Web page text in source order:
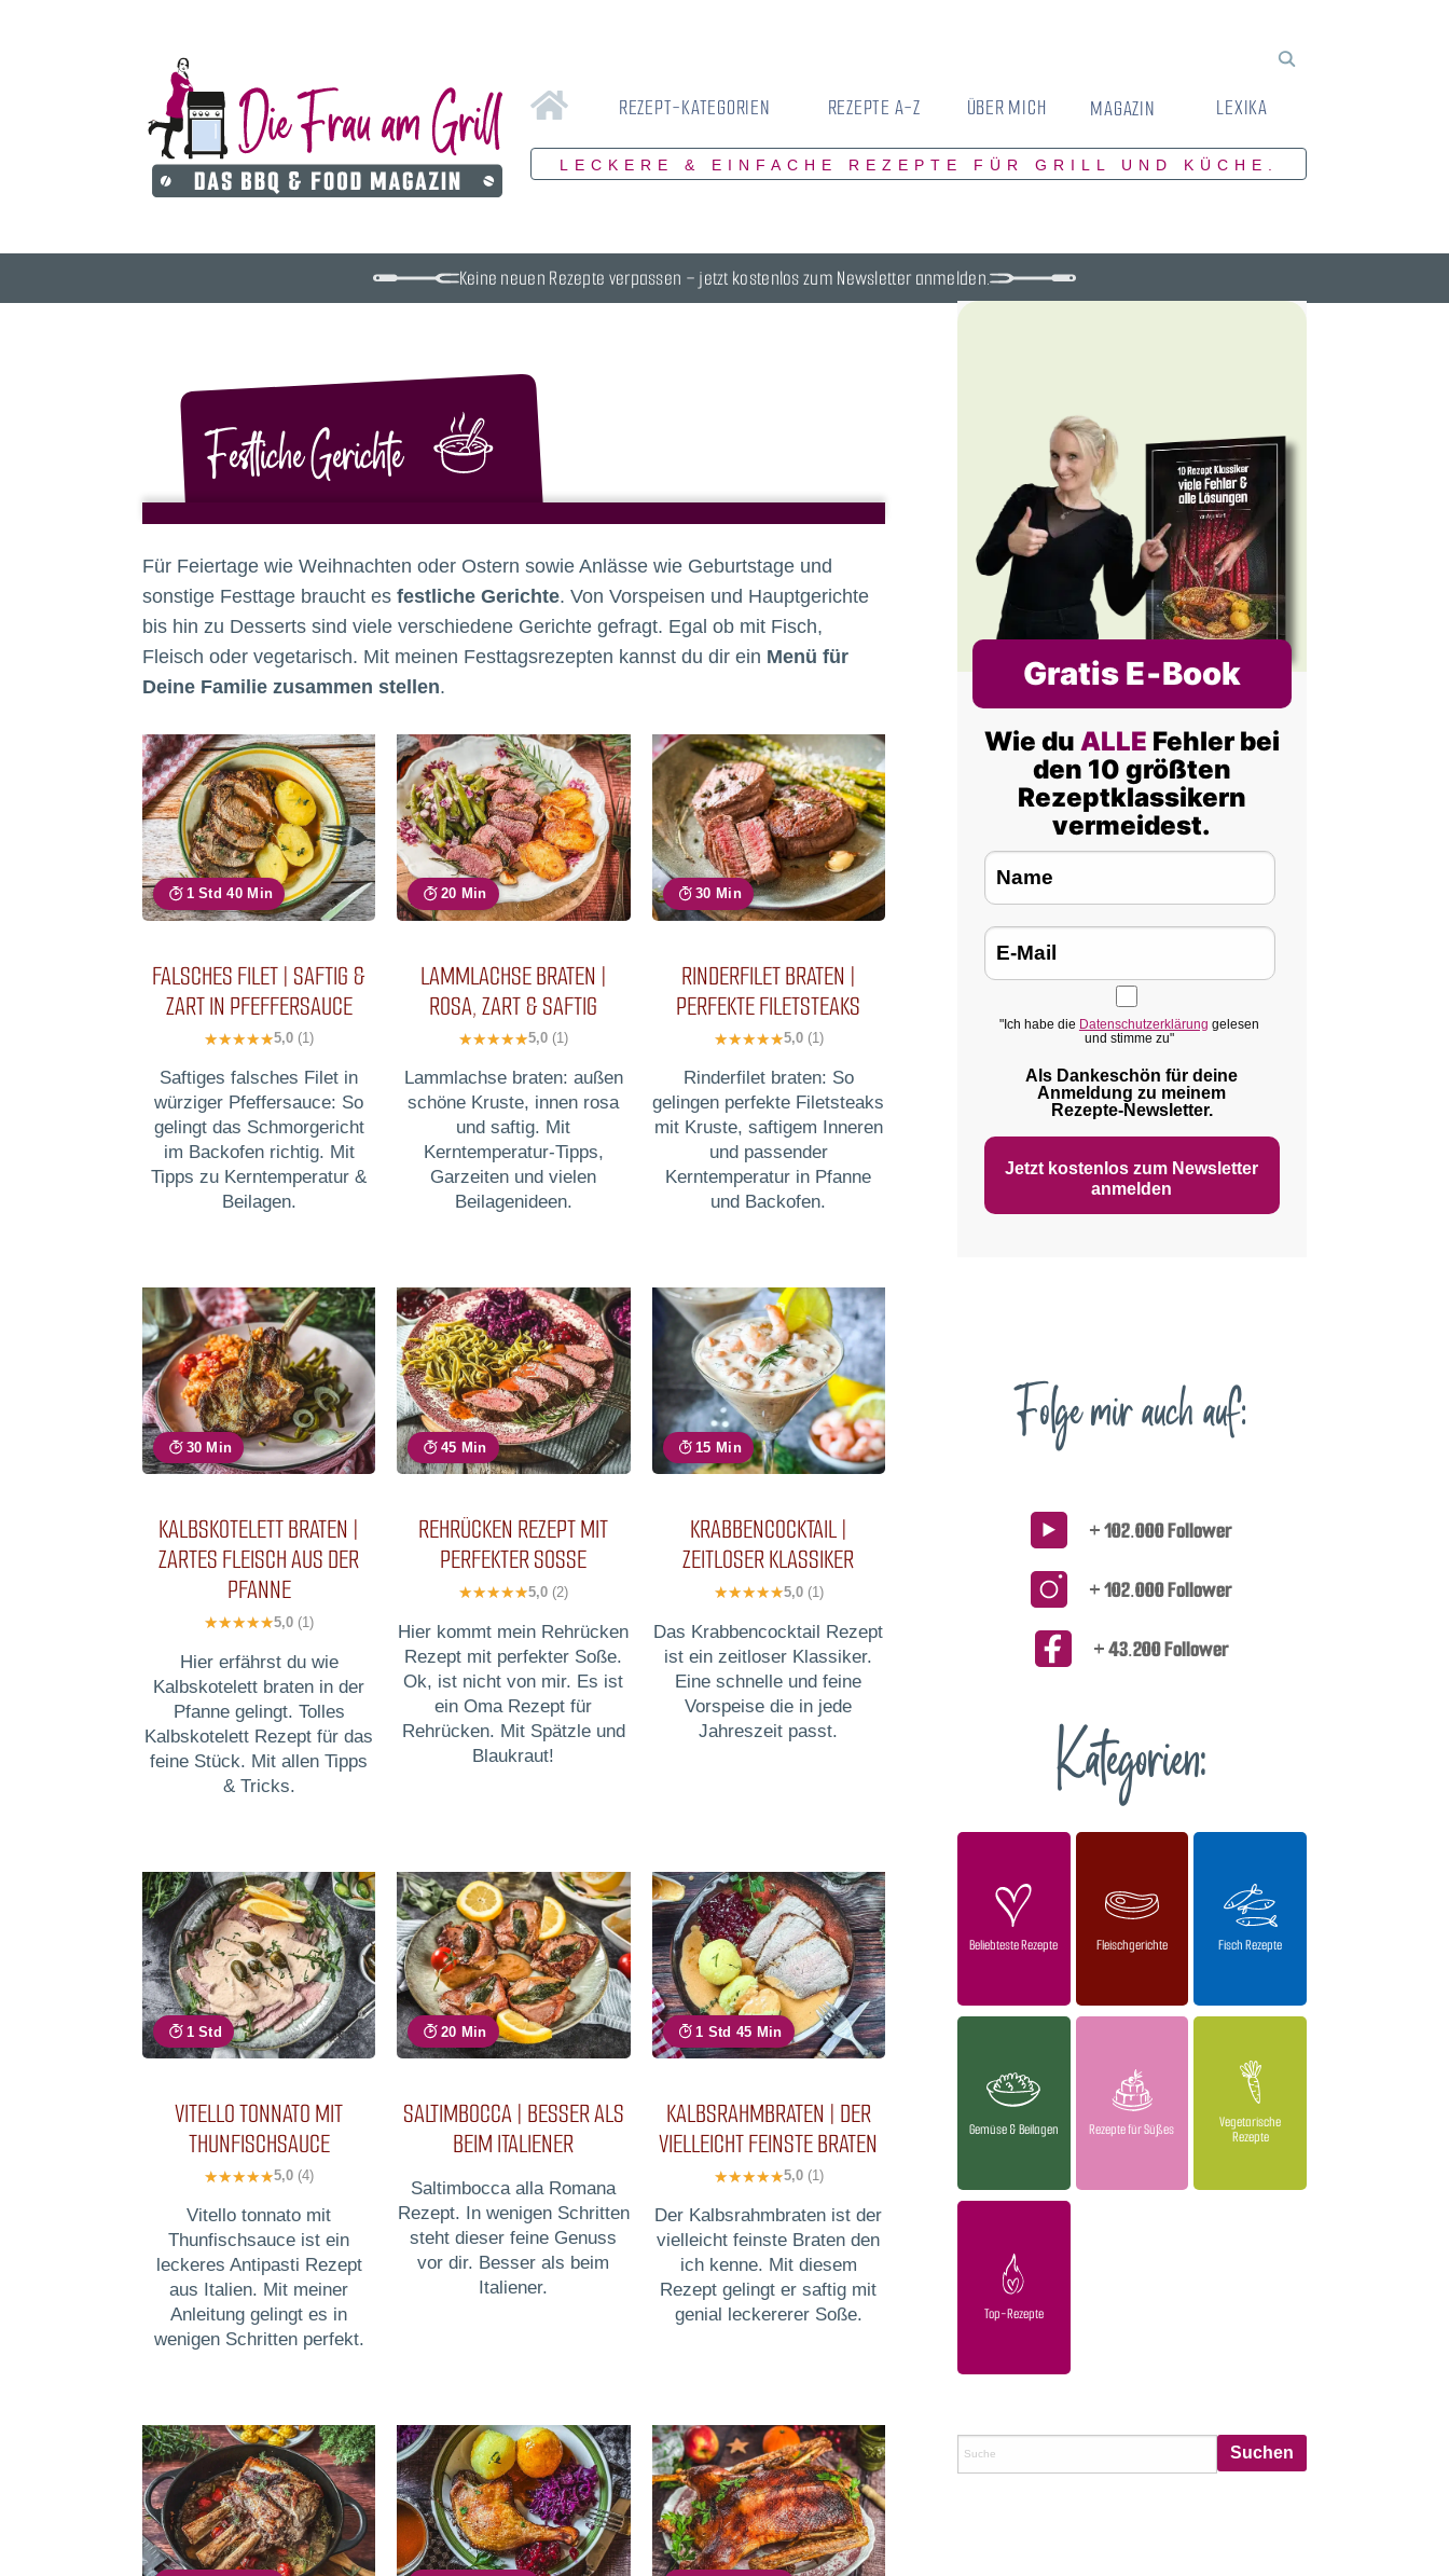
REZEPT-KATEGORIEN REZEPTE A-Z ÜBER MICH MAGAZIN LEXIKA
LECKERE & EINFACHE REZEPTE FÜR GRILL UND KÜCHE.
Keine neuen Rezepte verpassen – jetzt kostenlos zum Newsletter anmelden.
Festliche Gerichte
Für Feiertage wie Weihnachten oder Ostern sowie Anlässe wie Geburtstage und
sonstige Festtage braucht es festliche Gerichte. Von Vorspeisen und Hauptgerichte
bis hin zu Desserts sind viele verschiedene Gerichte gefragt. Egal ob mit Fisch,
Fleisch oder vegetarisch. Mit meinen Festtagsrezepten kannst du dir ein Menü für
Deine Familie zusammen stellen.
1 Std 40 Min
FALSCHES FILET | SAFTIG &
ZART IN PFEFFERSAUCE
5,0 (1)
Saftiges falsches Filet in
würziger Pfeffersauce: So
gelingt das Schmorgericht
im Backofen richtig. Mit
Tipps zu Kerntemperatur &
Beilagen.
20 Min
LAMMLACHSE BRATEN |
ROSA, ZART & SAFTIG
5,0 (1)
Lammlachse braten: außen
schöne Kruste, innen rosa
und saftig. Mit
Kerntemperatur-Tipps,
Garzeiten und vielen
Beilagenideen.
30 Min
RINDERFILET BRATEN |
PERFEKTE FILETSTEAKS
5,0 (1)
Rinderfilet braten: So
gelingen perfekte Filetsteaks
mit Kruste, saftigem Inneren
und passender
Kerntemperatur in Pfanne
und Backofen.
30 Min
KALBSKOTELETT BRATEN |
ZARTES FLEISCH AUS DER
PFANNE
5,0 (1)
Hier erfährst du wie
Kalbskotelett braten in der
Pfanne gelingt. Tolles
Kalbskotelett Rezept für das
feine Stück. Mit allen Tipps
& Tricks.
45 Min
REHRÜCKEN REZEPT MIT
PERFEKTER SOSSE
5,0 (2)
Hier kommt mein Rehrücken
Rezept mit perfekter Soße.
Ok, ist nicht von mir. Es ist
ein Oma Rezept für
Rehrücken. Mit Spätzle und
Blaukraut!
15 Min
KRABBENCOCKTAIL |
ZEITLOSER KLASSIKER
5,0 (1)
Das Krabbencocktail Rezept
ist ein zeitloser Klassiker.
Eine schnelle und feine
Vorspeise die in jede
Jahreszeit passt.
1 Std
VITELLO TONNATO MIT
THUNFISCHSAUCE
5,0 (4)
Vitello tonnato mit
Thunfischsauce ist ein
leckeres Antipasti Rezept
aus Italien. Mit meiner
Anleitung gelingt es in
wenigen Schritten perfekt.
20 Min
SALTIMBOCCA | BESSER ALS
BEIM ITALIENER
Saltimbocca alla Romana
Rezept. In wenigen Schritten
steht dieser feine Genuss
vor dir. Besser als beim
Italiener.
1 Std 45 Min
KALBSRAHMBRATEN | DER
VIELLEICHT FEINSTE BRATEN
5,0 (1)
Der Kalbsrahmbraten ist der
vielleicht feinste Braten den
ich kenne. Mit diesem
Rezept gelingt er saftig mit
genial leckererer Soße.
Gratis E‑Book
Wie du ALLE Fehler bei
den 10 größten
Rezeptklassikern
vermeidest.
"Ich habe die Datenschutzerklärung gelesen
und stimme zu"
Als Dankeschön für deine
Anmeldung zu meinem
Rezepte‑Newsletter.
Jetzt kostenlos zum Newsletter
anmelden
Folge mir auch auf:
+ 102.000 Follower
+ 102.000 Follower
+ 43.200 Follower
Kategorien:
Beliebteste Rezepte Fleischgerichte Fisch Rezepte
Gemüse & Beilagen Rezepte für Süßes
Vegetarische
Rezepte
Top-Rezepte